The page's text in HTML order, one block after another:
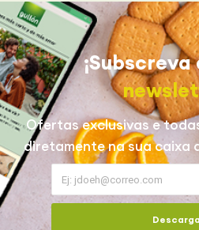
¡Subscreva
Ofertas exclusivas e
diretamente na sua caixa
Descarga